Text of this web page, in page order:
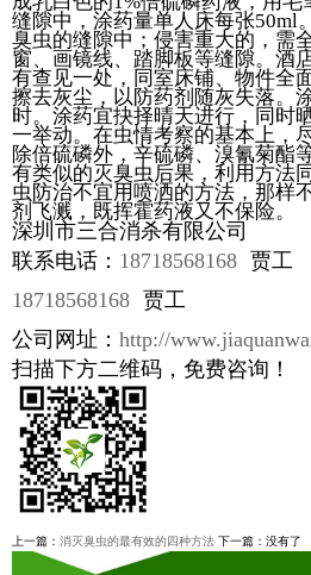
缝隙中，涂药量单人床每张50ml
臭虫的缝隙中；侵害重大的，需
窗、画镜线、踏脚板等缝隙。酒
有查见一处，同室床铺、物件全
擦去灰尘，以防药剂随灰失落。
时。涂药宜抉择晴天进行，同时
一举动。在虫情考察的基本上，
除倍硫磷外，辛硫磷、溴氰菊酯
有类似的灭臭虫后果，利用方法
虫防治不宜用喷洒的方法，那样
剂飞溅，既挥霍药液又不保险。
深圳市三合消杀有限公司
联系电话： 18718568168 贾工
18718568168 贾工
公司网址： http://
扫描下方二维码，免费咨询！
上一篇： 消灭臭虫的最有效的四种方法 下一篇：没有了